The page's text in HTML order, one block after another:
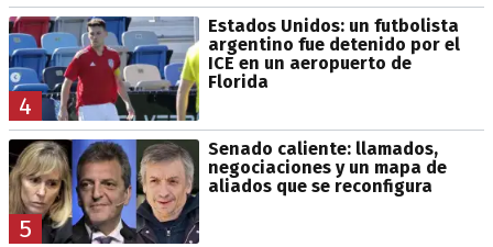
4
Estados Unidos: un futbolista
argentino fue detenido por el
ICE en un aeropuerto de
Florida
5
Senado caliente: llamados,
negociaciones y un mapa de
aliados que se reconfigura